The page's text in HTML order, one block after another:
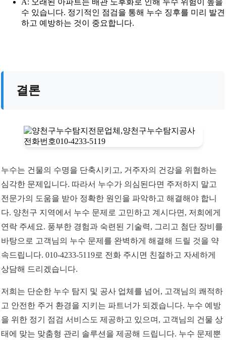
A: 오래된 아파트는 배관 노후화로 인해 누수 위험이 높을
수 있습니다. 정기적인 점검을 통해 누수 징후를 미리 발견
하고 예방하는 것이 중요합니다.
결론
누수는 건물의 수명을 단축시키고, 거주자의 건강을 위협하는
심각한 문제입니다. 따라서 누수가 의심된다면 주저하지 말고
전문가의 도움을 받아 정확한 원인을 파악하고 해결해야 합니
다. 양천구 지역에서 누수 문제로 고민하고 계시다면, 저희에게
연락 주세요. 풍부한 경험과 숙련된 기술력, 그리고 첨단 장비를
바탕으로 고객님의 누수 문제를 완벽하게 해결해 드릴 것을 약
속드립니다. 010-4233-5119로 전화 주시면 친절하고 자세하게
상담해 드리겠습니다.
저희는 단순한 누수 탐지 및 공사 업체를 넘어, 고객님의 쾌적하
고 안전한 주거 환경을 지키는 파트너가 되겠습니다. 누수 예방
을 위한 정기 점검 서비스도 제공하고 있으며, 고객님의 건물 상
태에 맞는 맞춤형 관리 솔루션을 제공해 드립니다. 누수 문제뿐